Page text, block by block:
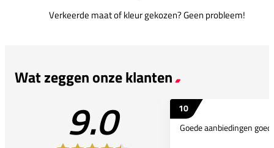
Verkeerde maat of kleur gekozen? Geen probleem!
Wat zeggen onze klanten
9.0
10
Goede aanbiedingen